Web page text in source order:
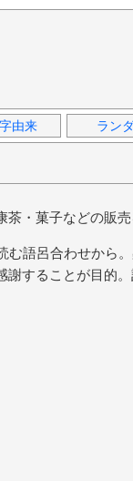
由来 ラン
・菓子などの販
む語呂合わせから
謝することが目的